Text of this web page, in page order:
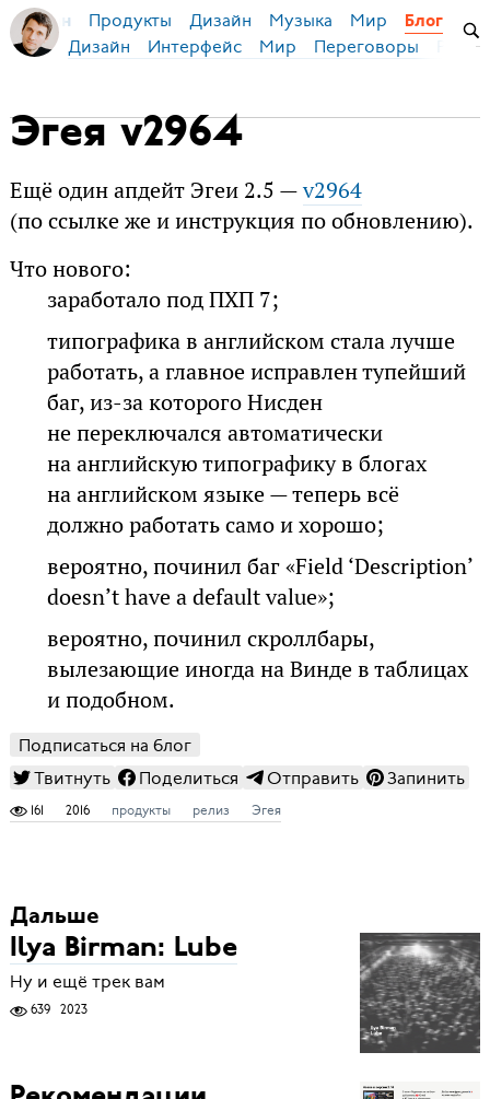
Бирман Продукты Дизайн Музыка Мир Блог
Дизайн Интерфейс Мир Переговоры
Эгея v2964
Ещё один апдейт Эгеи 2.5 —v2964
(по ссылке же и инструкция по обновлению).
Что нового:
заработало под ПХП 7;
типографика в английском стала лучше
работать, а главное исправлен тупейший
баг, из-за которого Нисден
не переключался автоматически
на английскую типографику в блогах
на английском языке — теперь всё
должно работать само и хорошо;
вероятно, починил баг «Field ‘Description’
doesn’t have a default value»;
вероятно, починил скроллбары,
вылезающие иногда на Винде в таблицах
и подобном.
Подписаться на блог
Твитнуть
Поделиться Отправить Запинить
161 2016 продукты релиз Эгея
Дальше
Ilya Birman: Lube
Ну и ещё трек вам
639 2023